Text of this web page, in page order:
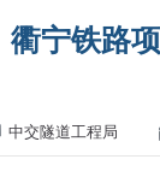
衢宁铁路
中交隧道工程局